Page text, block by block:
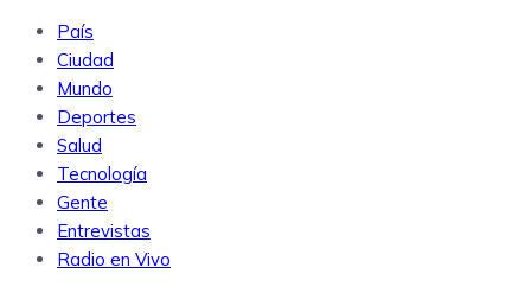
País
Ciudad
Mundo
Deportes
Salud
Tecnología
Gente
Entrevistas
Radio en Vivo